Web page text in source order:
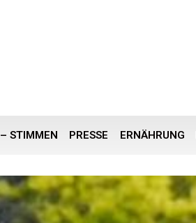
STIMMEN PRESSE ERNÄHRUNG